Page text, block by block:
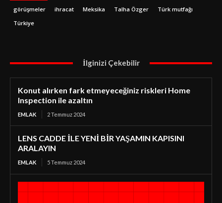
görüşmeler
ihracat Meksika Talha Özger
Türk mutfağı
Türkiye
İlginizi Çekebilir
Konut alırken fark etmeyeceğiniz riskleri Home
Inspection ile azaltın
EMLAK 2 Temmuz 2024
LENS CADDE İLE YENİ BİR YAŞAMIN KAPISINI
ARALAYIN
EMLAK 5 Temmuz 2024